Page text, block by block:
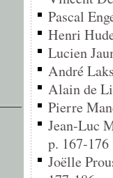
Pascal
Henri
Lucien
André
Alain de
Pierre
Jean-Luc
p. 167-176
Joëlle